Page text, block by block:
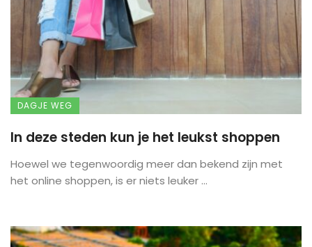
DAGJE WEG
In deze steden kun je het leukst shoppen
Hoewel we tegenwoordig meer dan bekend zijn met
het online shoppen, is er niets leuker ...